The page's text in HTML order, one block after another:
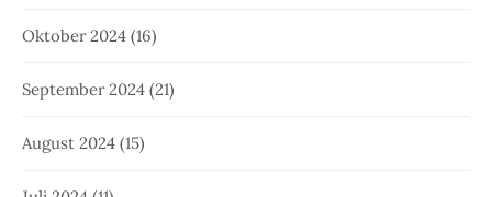
Oktober 2024 (16)
September 2024 (21)
August 2024 (15)